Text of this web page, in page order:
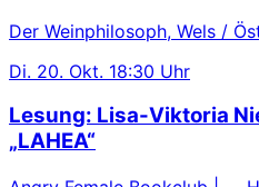
Der Weinphilosoph, Wels /
Di. 20. Okt. 18:30 Uhr
Lesung: Lisa-Viktoria
„LAHEA“